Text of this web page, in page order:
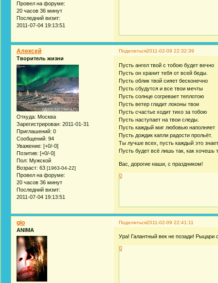
Провел на форуме:
20 часов 36 минут
Последний визит:
2011-07-04 19:13:51
Поделиться2011-02-09 22:32:39
Алексей
Творитель жизни
Откуда: Москва
Зарегистрирован: 2011-01-31
Приглашений: 0
Сообщений: 94
Уважение: [+0/-0]
Позитив: [+0/-0]
Пол: Мужской
Возраст: 63 [1963-04-22]
Провел на форуме:
20 часов 36 минут
Последний визит:
2011-07-04 19:13:51
Пусть ангел твой с тобою будет вечно
Пусть он хранит тебя от всей беды.
Пусть облик твой сияет бесконечно
Пусть сбудутся и все твои мечты
Пусть солнце согревает теплотою
Пусть ветер гладит локоны твои
Пусть счастье ходит тихо за тобою
Пусть наступает на твои следы.
Пусть каждый миг любовью наполняет
Пусть дождик капли радости прольёт.
Ты лучше всех, пусть каждый это
Пусть будет всё лишь так, как хочешь
Вас, дорогие наши, с праздником!
0
Поделиться2011-02-09 22:41:11
gio
ANIMA
Ура! Галантный век не позади! Рыцари
0